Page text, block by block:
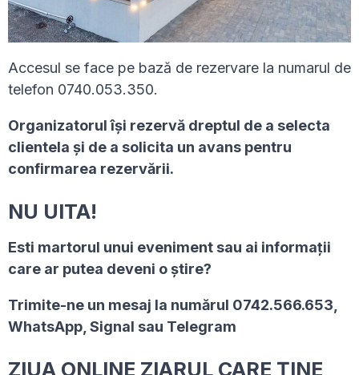
Accesul se face pe bază de rezervare la numarul de
telefon 0740.053.350.
Organizatorul își rezervă dreptul de a selecta
clientela și de a solicita un avans pentru
confirmarea rezervării.
NU UITA!
Esti martorul unui eveniment sau ai informaţii
care ar putea deveni o ştire?
Trimite-ne un mesaj la numărul 0742.566.653,
WhatsApp, Signal sau Telegram
ZIUA ONLINE ZIARUL CARE ȚINE